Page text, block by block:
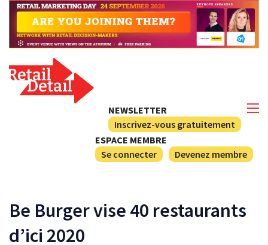
NEWSLETTER
Inscrivez-vous gratuitement
ESPACE MEMBRE
Se connecter
Devenez membre
Be Burger vise 40 restaurants
d’ici 2020